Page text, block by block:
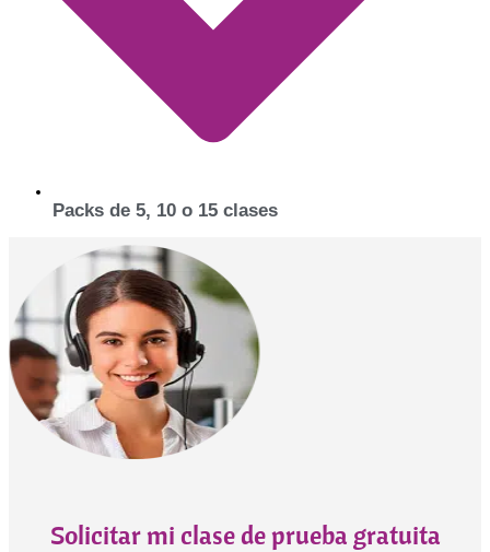
Packs de 5, 10 o 15 clases
Solicitar mi clase de prueba gratuita